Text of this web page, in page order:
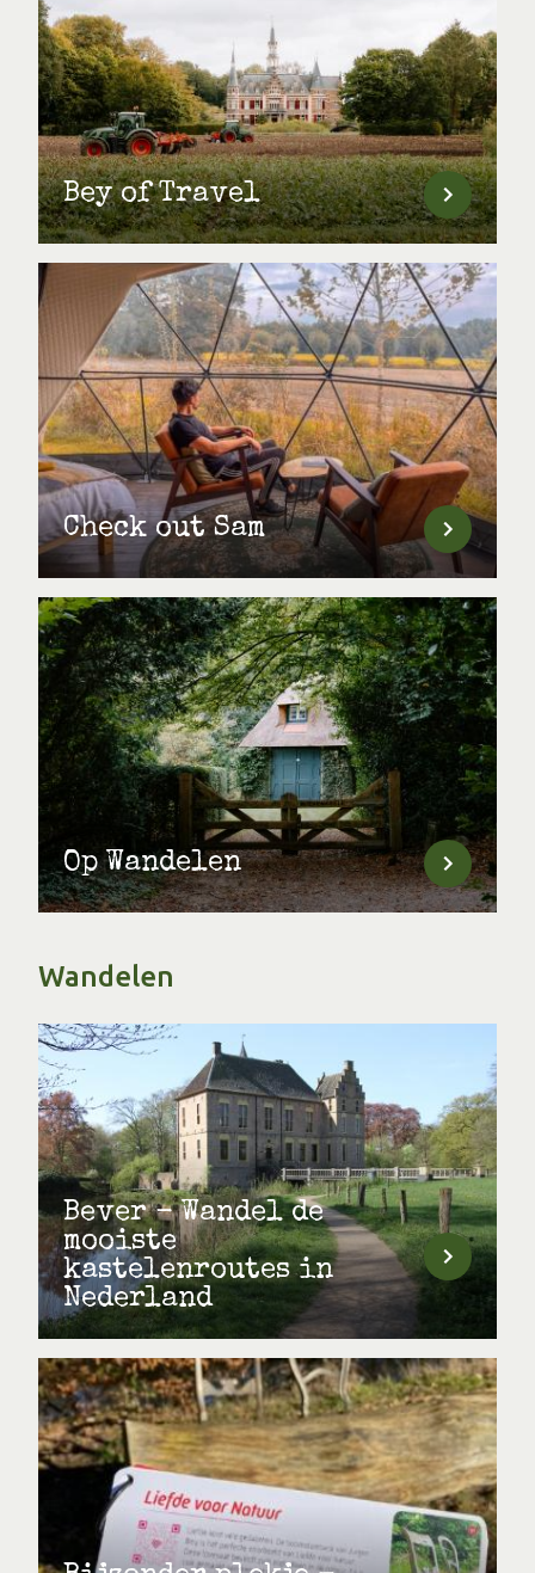
Bey of Travel
Check out Sam
Op Wandelen
Wandelen
Bever - Wandel de
mooiste
kastelenroutes in
Nederland